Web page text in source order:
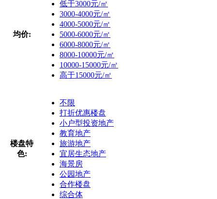
均价:
低于3000元/㎡
3000-4000元/㎡
4000-5000元/㎡
5000-6000元/㎡
6000-8000元/㎡
8000-10000元/㎡
10000-15000元/㎡
高于15000元/㎡
楼盘特
色:
不限
打折优惠楼盘
小户型投资地产
教育地产
旅游地产
宜居生态地产
海景房
公园地产
合作楼盘
综合体